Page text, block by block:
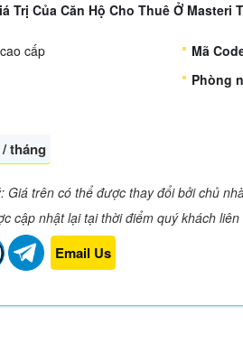
Trị Của Căn Hộ Cho Thuê Ở Masteri
cấp Mã
Phòng
/ tháng
Giá trên có thể được thay đổi bởi chủ
cập nhật lại tại thời điểm quý khách
Email Us